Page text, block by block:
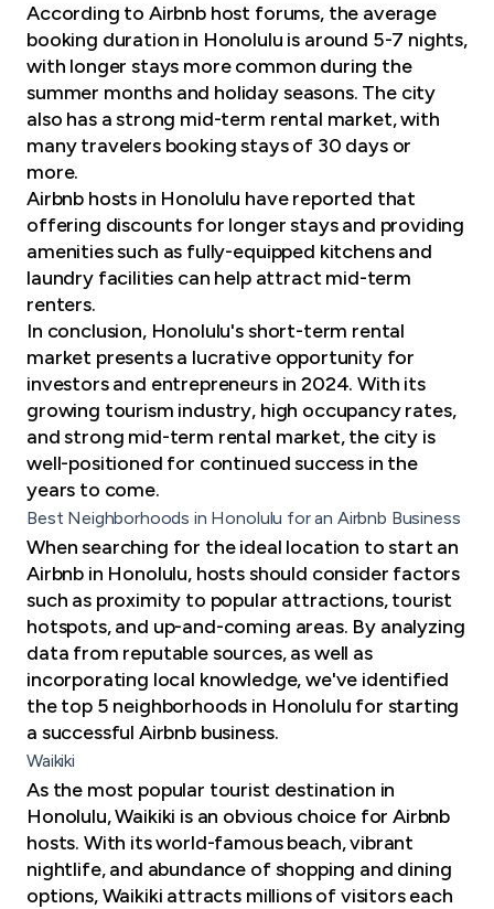
According to Airbnb host forums, the average
booking duration in Honolulu is around 5-7 nights,
with longer stays more common during the
summer months and holiday seasons. The city
also has a strong mid-term rental market, with
many travelers booking stays of 30 days or
more.
Airbnb hosts in Honolulu have reported that
offering discounts for longer stays and providing
amenities such as fully-equipped kitchensand
laundry facilities can help attract mid-term
renters.
In conclusion, Honolulu's short-term rental
market presents a lucrative opportunity for
investors and entrepreneurs in 2024. With its
growing tourism industry, high occupancy rates,
and strong mid-term rental market, the city is
well-positioned for continued success in the
years to come.
Best Neighborhoods in Honolulu for an Airbnb Business
When searching for the ideal location to start an
Airbnb in Honolulu, hosts should consider factors
such as proximity to popular attractions, tourist
hotspots, and up-and-coming areas. By analyzing
data from reputable sources, as well as
incorporating local knowledge, we've identified
the top 5 neighborhoods in Honolulu for starting
a successful Airbnb business.
Waikiki
As the most popular tourist destination in
Honolulu, Waikiki is an obvious choice for Airbnb
hosts. With its world-famous beach, vibrant
nightlife, and abundance of shopping and dining
options, Waikiki attracts millions of visitors each